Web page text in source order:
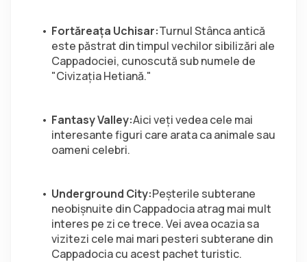
Fortăreaţa Uchisar:Turnul Stânca antică
este păstrat din timpul vechilor sibilizări ale
Cappadociei, cunoscută sub numele de
"Civizaţia Hetiană."
Fantasy Valley:Aici veți vedea cele mai
interesante figuri care arata ca animale sau
oameni celebri.
Underground City:Peşterile subterane
neobişnuite din Cappadocia atrag mai mult
interes pe zi ce trece. Vei avea ocazia sa
vizitezi cele mai mari pesteri subterane din
Cappadocia cu acest pachet turistic.